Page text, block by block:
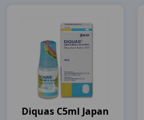
Diquas C5ml Japan